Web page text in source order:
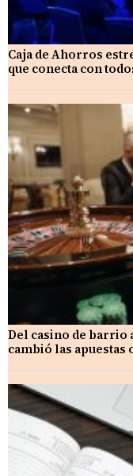
Caja de Ahorros
que conecta con
Del casino de barrio
cambió las apuestas